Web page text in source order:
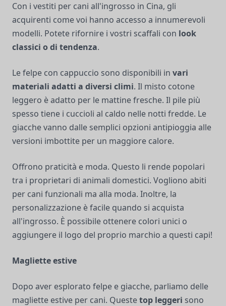
Con i vestiti per cani all'ingrosso in Cina, gli
acquirenti come voi hanno accesso a innumerevoli
modelli. Potete rifornire i vostri scaffali con look
classici o di tendenza.
Le felpe con cappuccio sono disponibili in vari
materiali adatti a diversi climi. Il misto cotone
leggero è adatto per le mattine fresche. Il pile più
spesso tiene i cuccioli al caldo nelle notti fredde. Le
giacche vanno dalle semplici opzioni antipioggia alle
versioni imbottite per un maggiore calore.
Offrono praticità e moda. Questo li rende popolari
tra i proprietari di animali domestici. Vogliono abiti
per cani funzionali ma alla moda. Inoltre, la
personalizzazione è facile quando si acquista
all'ingrosso. È possibile ottenere colori unici o
aggiungere il logo del proprio marchio a questi capi!
Magliette estive
Dopo aver esplorato felpe e giacche, parliamo delle
magliette estive per cani. Questetop leggeri sono